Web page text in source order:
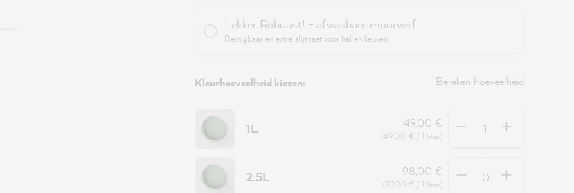
Lekker Robuust! - afwasbare muurverf
Reinigbaar en extra slijtvast voor hal en keuken
Kleurhoeveelheid kiezen: Bereken hoeveelheid
1L 49,00 €
(49,00 € / 1 liter)
2.5L 98,00 €
(39,20 € / 1 liter)